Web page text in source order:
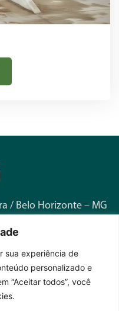
sua experiência de
personalizado e
“Aceitar todos”, você
/ Belo Horizonte – MG
a Sex. – 8h às 17h
novidades